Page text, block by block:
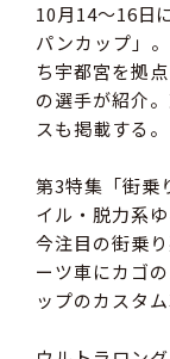
10月14～16日
パンカップ」
ち宇都宮を拠
の選手が紹介
スも掲載する。
第3特集「街乗
イル・脱力系ゆ
今注目の街乗
ーツ車にカゴ
ップのカスタ